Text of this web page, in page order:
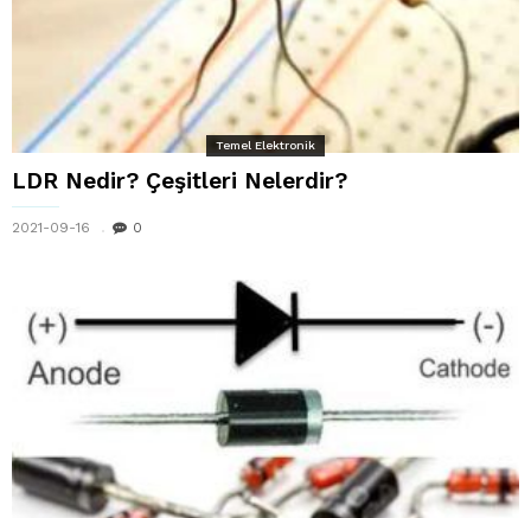
Temel Elektronik
LDR Nedir? Çeşitleri Nelerdir?
2021-09-16 0